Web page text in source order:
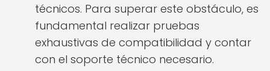
técnicos. Para superar este obstáculo, es
fundamental realizar pruebas
exhaustivas de compatibilidad y contar
con el soporte técnico necesario.